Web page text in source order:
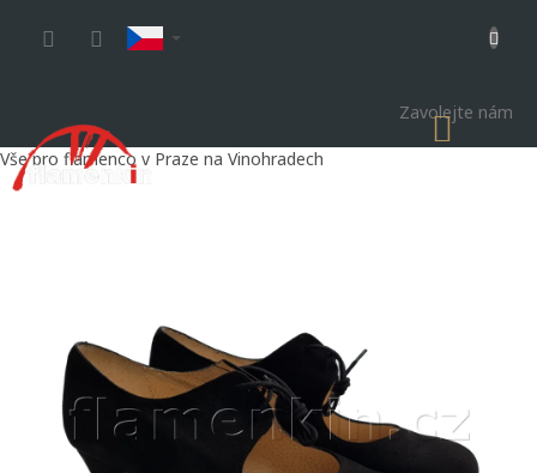
Zavolejte nám
Vše pro flamenco v Praze na Vinohradech
KOŠÍK